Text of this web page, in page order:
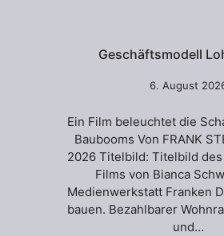
Geschäftsmodell
6. August
Ein Film beleuchtet die
Baubooms Von FRANK
2026 Titelbild: Titelbild
Films von Bianca
Medienwerkstatt Franken
bauen. Bezahlbarer
und…